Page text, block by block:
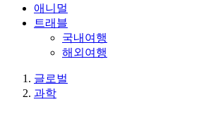
애니멀
트래블
국내여행
해외여행
글로벌
과학